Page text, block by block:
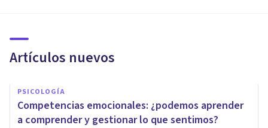
Artículos nuevos
PSICOLOGÍA
Competencias emocionales: ¿podemos aprender
a comprender y gestionar lo que sentimos?